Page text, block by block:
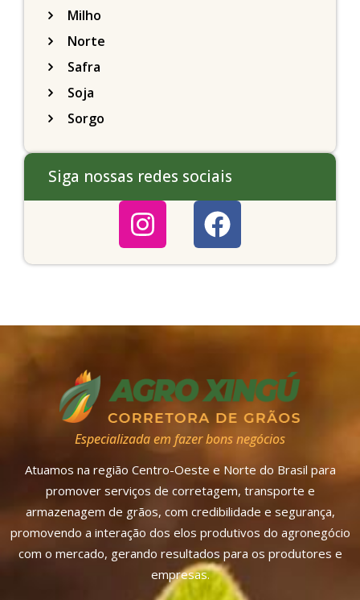
Milho
Norte
Safra
Soja
Sorgo
Siga nossas redes sociais
Especializada em fazer bons negócios
Atuamos na região Centro-Oeste e Norte do Brasil para
promover serviços de corretagem, transporte e
armazenagem de grãos, com credibilidade e segurança,
promovendo a interação dos elos produtivos do agronegócio
com o mercado, gerando resultados para os produtores e
empresas.